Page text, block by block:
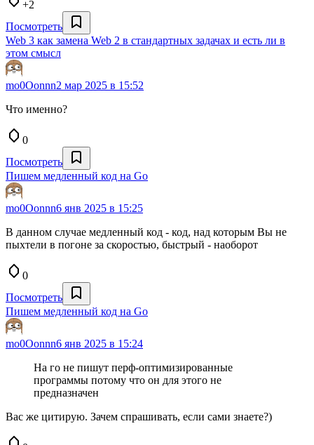
+2
Посмотреть
Web 3 как замена Web 2 в стандартных задачах и есть ли в
этом смысл
mo0Oonnn2 мар 2025 в 15:52
Что именно?
0
Посмотреть
Пишем медленный код на Go
mo0Oonnn6 янв 2025 в 15:25
В данном случае медленный код - код, над которым Вы не
пыхтели в погоне за скоростью, быстрый - наоборот
0
Посмотреть
Пишем медленный код на Go
mo0Oonnn6 янв 2025 в 15:24
На го не пишут перф-оптимизированные
программы потому что он для этого не
предназначен
Вас же цитирую. Зачем спрашивать, если сами знаете?)